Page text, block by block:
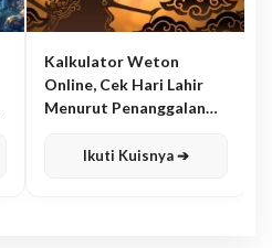
Kalkulator Weton
Online, Cek Hari Lahir
Menurut Penanggalan
Ikuti Kuisnya ➔